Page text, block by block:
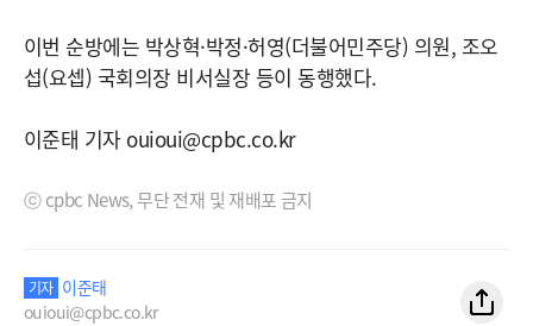
이번 순방에는 박상혁·박정·허영(더불어민주당) 의원, 조오
섭(요셉) 국회의장 비서실장 등이 동행했다.
이준태 기자 ouioui@cpbc.co.kr
ⓒ cpbc News, 무단 전재 및 재배포 금지
기자 이준태
ouioui@cpbc.co.kr